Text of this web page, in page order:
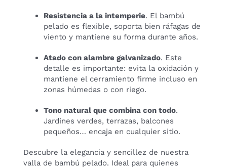
Resistencia a la intemperie. El bambú
pelado es flexible, soporta bien ráfagas de
viento y mantiene su forma durante años.
Atado con alambre galvanizado. Este
detalle es importante: evita la oxidación y
mantiene el cerramiento firme incluso en
zonas húmedas o con riego.
Tono natural que combina con todo.
Jardines verdes, terrazas, balcones
pequeños… encaja en cualquier sitio.
Descubre la elegancia y sencillez de nuestra
valla de bambú pelado. Ideal para quienes